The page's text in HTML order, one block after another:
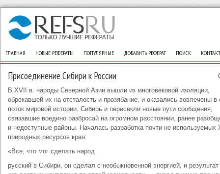
ГЛАВНАЯ НОВЫЕ РЕФЕРАТЫ ПОПУЛЯРНЫЕ ДОБАВИТЬ РЕФЕРАТ ПОИСК
Присоединение Сибири к России
В XVII в. народы Северной Азии вышли из многовековой изоляции,
обрекавшей их на отсталость и прозябание, и оказались вовлечены
поток мировой истории. Сибирь и пересекли новые пути сообщения,
связавшие воедино разбросай на огромном расстоянии, ранее
и недоступные районы. Началась разработка почти не используемых
природных ресурсов края.
«Все, что мог сделать народ
русский в Сибири, он сделал с необыкновенной энергией, и